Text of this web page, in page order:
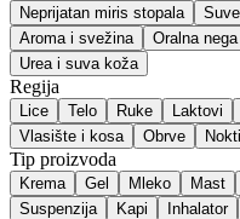
Neprijatan miris stopala
Aroma i svežina
Oralna nega
Urea i suva koža
Regija
Lice Telo Ruke Laktovi
Vlasište i kosa
Obrve Nokti
Tip proizvoda
Krema Gel Mleko Mast
Suspenzija
Kapi Inhalator